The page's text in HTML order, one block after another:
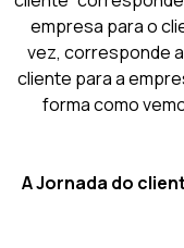
empresa para o
vez, corresponde a
cliente para a
forma como
A Jornada do